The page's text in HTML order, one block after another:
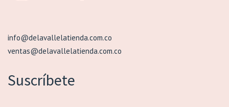
info@delavallelatienda.com.co
ventas@delavallelatienda.com.co
Suscríbete